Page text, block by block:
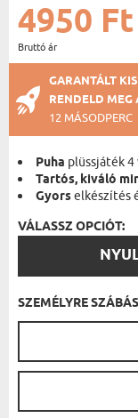
4950 Ft
Bruttó ár
GARANTÁLT
RENDELD MEG
11 MÁSODPERC
Puha plüssjáték
Tartós, kiváló
Gyorselkészítés
VÁLASSZ OPCIÓT:
SZEMÉLYRE SZÁBÁS